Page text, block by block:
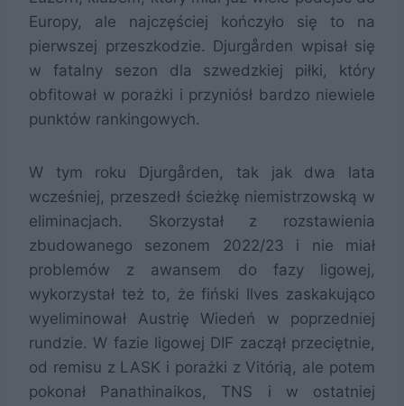
Europy, ale najczęściej kończyło się to na
pierwszej przeszkodzie. Djurgården wpisał się
w fatalny sezon dla szwedzkiej piłki, który
obfitował w porażki i przyniósł bardzo niewiele
punktów rankingowych.
W tym roku Djurgården, tak jak dwa lata
wcześniej, przeszedł ścieżkę niemistrzowską w
eliminacjach. Skorzystał z rozstawienia
zbudowanego sezonem 2022/23 i nie miał
problemów z awansem do fazy ligowej,
wykorzystał też to, że fiński Ilves zaskakująco
wyeliminował Austrię Wiedeń w poprzedniej
rundzie. W fazie ligowej DIF zaczął przeciętnie,
od remisu z LASK i porażki z Vitórią, ale potem
pokonał Panathinaikos, TNS i w ostatniej